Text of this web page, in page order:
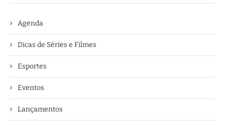
Agenda
Dicas de Séries e Filmes
Esportes
Eventos
Lançamentos